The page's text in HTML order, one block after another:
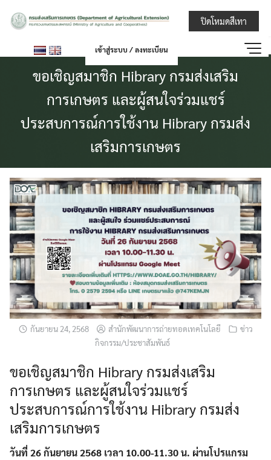
กรมส่งเสริมกา
เข้าสู่ระบบ / ลงทะเบียน
ขอเชิญสมาชิก Hibrary กรมส่งเสริม
การเกษตร และผู้สนใจร่วมแชร์
ประสบการณ์การใช้งาน Hibrary กรมส่ง
เสริมการเกษตร
กันยายน 24, 2568 สำนักพัฒนาการถ่ายทอดเทคโนโลยี
ข่าว
กิจกรรม/ประชาสัมพันธ์
ขอเชิญสมาชิก Hibrary กรมส่งเสริม
การเกษตร และผู้สนใจร่วมแชร์
ประสบการณ์การใช้งาน Hibrary กรมส่ง
เสริมการเกษตร
วันที่ 26 กันยายน 2568 เวลา 10.00-11.30 น. ผ่านโปรแกรม
ปิดโหมดสีเทา